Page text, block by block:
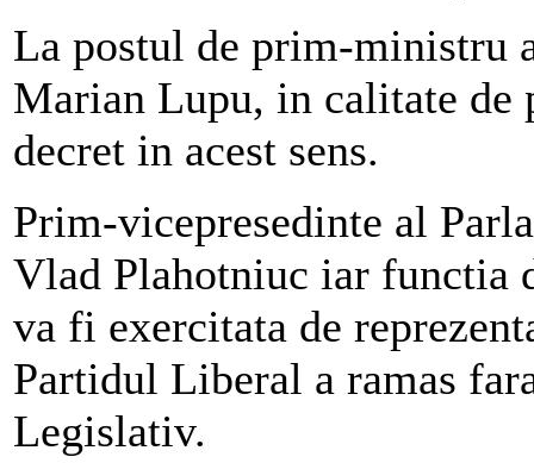
La postul de prim-ministru
Marian Lupu, in calitate de
decret in acest sens.
Prim-vicepresedinte al
Vlad Plahotniuc iar functia
va fi exercitata de
Partidul Liberal a ramas
Legislativ.